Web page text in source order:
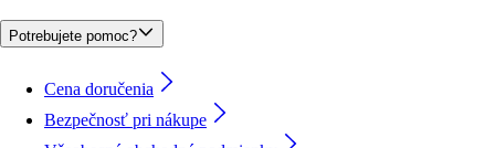
Potrebujete pomoc?
Cena doručenia
Bezpečnosť pri nákupe